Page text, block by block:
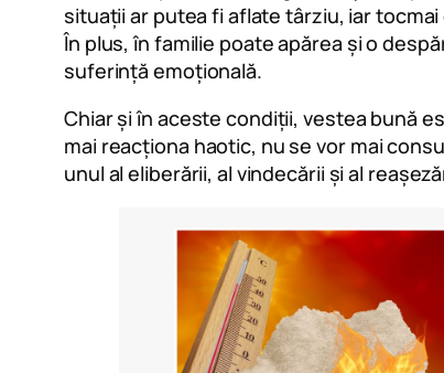
situații ar putea fi aflate târziu, iar
În plus, în familie poate apărea și o
suferință emoțională.
Chiar și în aceste condiții, vestea bună
mai reacționa haotic, nu se vor mai
unul al eliberării, al vindecării și al